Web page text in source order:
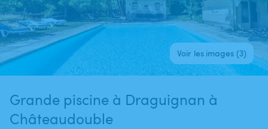
Voir les images (3)
Grande piscine à Draguignan à
Châteaudouble